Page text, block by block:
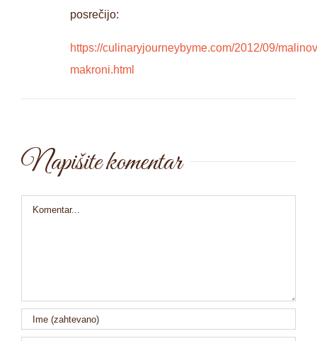
posrečijo:
https://culinaryjourneybyme.com/2012/09/
makroni.html
Napišite komentar
Comment